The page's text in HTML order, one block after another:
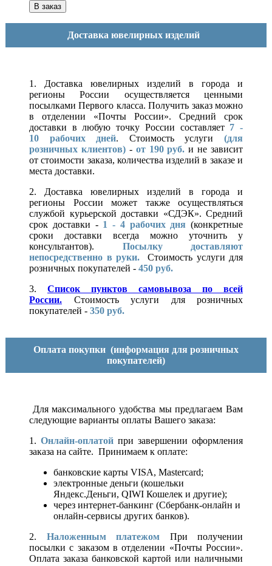
Доставка ювелирных изделий
1. Доставка ювелирных изделий в города и
регионы России осуществляется ценными
посылками Первого класса. Получить заказ можно
в отделении «Почты России». Средний срок
доставки в любую точку России составляет 7 -
10 рабочих дней. Стоимость услуги(для
розничных клиентов)- от 190 руб. и не зависит
от стоимости заказа, количества изделий в заказе и
места доставки.
2. Доставка ювелирных изделий в города и
регионы России может также осуществляться
службой курьерской доставки «СДЭК». Средний
срок доставки - 1 - 4 рабочих дня (конкретные
сроки доставки всегда можно уточнить у
консультантов). Посылку доставляют
непосредственно в руки.
Стоимость услуги для
розничных покупателей - 450 руб.
3. Список пунктов самовывоза по всей
России.
Стоимость услуги для розничных
покупателей - 350 руб.
Оплата покупки (информация для розничных
покупателей)
Для максимального удобства мы предлагаем Вам
следующие варианты оплаты Вашего заказа:
1. Онлайн-оплатой при завершении оформления
заказа на сайте. Принимаем к оплате:
банковские карты VISA, Mastercard;
электронные деньги (кошельки
Яндекс.Деньги, QIWI Кошелек и другие);
через интернет-банкинг (Сбербанк-онлайн и
онлайн-сервисы других банков).
2. Наложенным платежом При получении
посылки с заказом в отделении «Почты России».
Оплата заказа банковской картой или наличными